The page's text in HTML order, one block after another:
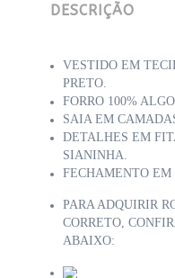
DESCRIÇÃO
VESTIDO EM
PRETO.
FORRO 100%
SAIA EM
DETALHES EM
SIANINHA.
FECHAMENTO EM
PARA ADQUIRIR
CORRETO,
ABAIXO: